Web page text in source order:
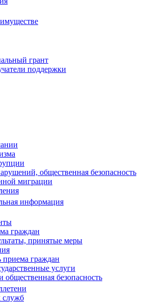
грант
поддержки
общественная безопасность
миграции
информация
граждан
принятые меры
граждан
услуги
общественная безопасность
служб